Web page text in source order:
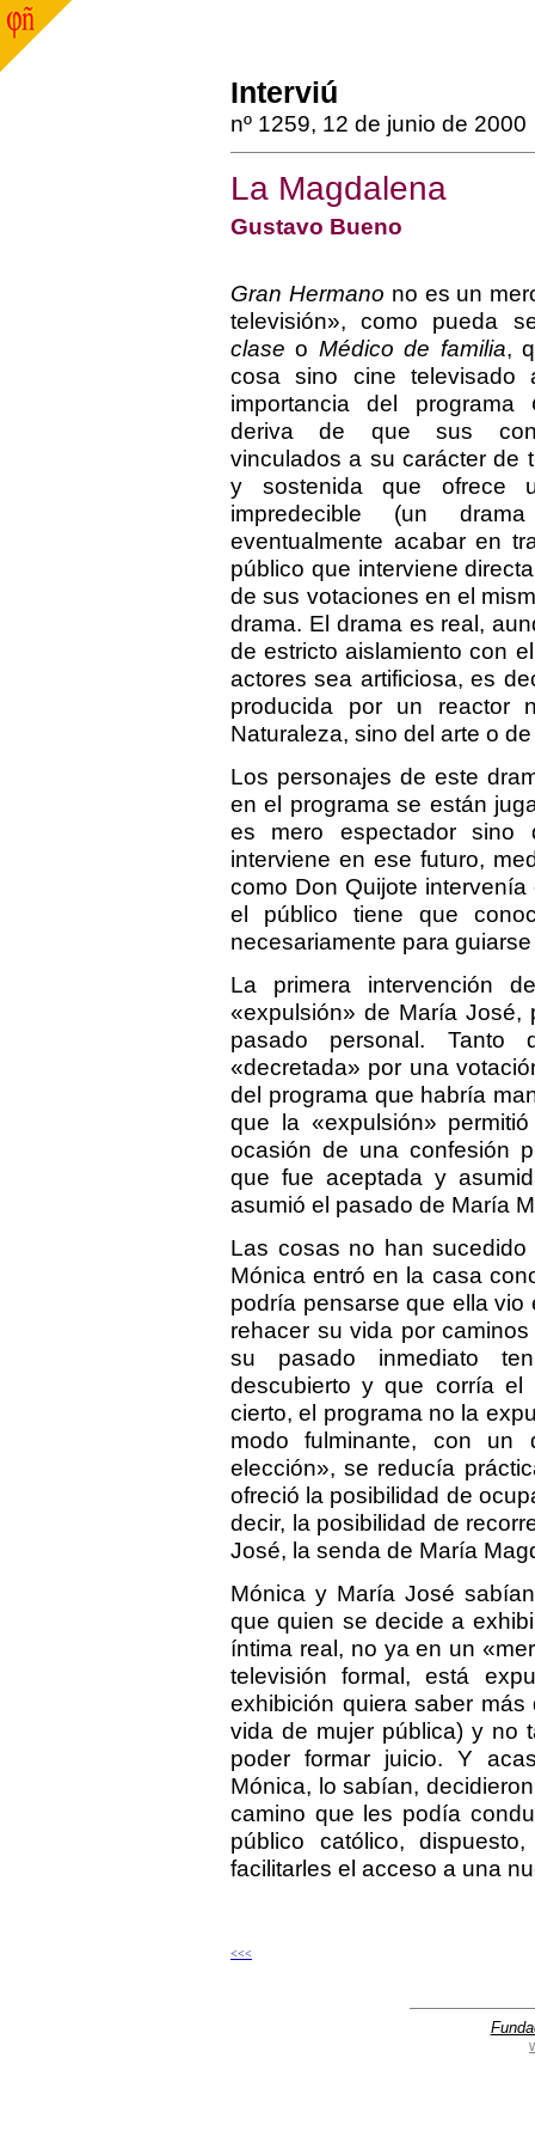
Interviú
nº 1259, 12 de junio de 2000
La Magdalena
Gustavo Bueno
Gran Hermano no es un
televisión», como pueda
clase o Médico de familia,
cosa sino cine televisado
importancia del programa
deriva de que sus
vinculados a su carácter de
y sostenida que ofrece
impredecible (un
eventualmente acabar en
público que interviene
de sus votaciones en el
drama. El drama es real,
de estricto aislamiento con
actores sea artificiosa, es
producida por un reactor
Naturaleza, sino del arte o
Los personajes de este
en el programa se están
es mero espectador sino
interviene en ese futuro,
como Don Quijote
el público tiene que
necesariamente para
La primera intervención
«expulsión» de María José,
pasado personal.
«decretada» por una
del programa que habría
que la «expulsión»
ocasión de una confesión
que fue aceptada y
asumió el pasado de María
Las cosas no han
Mónica entró en la casa
podría pensarse que ella
rehacer su vida por
su pasado inmediato
descubierto y que corría el
cierto, el programa no la
modo fulminante, con
elección», se reducía
ofreció la posibilidad de
decir, la posibilidad de
José, la senda de María
Mónica y María José
que quien se decide a
íntima real, no ya en un
televisión formal, está
exhibición quiera saber
vida de mujer pública) y no
poder formar juicio. Y
Mónica, lo sabían,
camino que les podía
público católico,
facilitarles el acceso a una
<<<